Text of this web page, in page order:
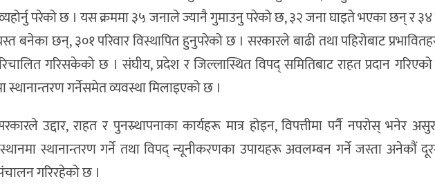
व्यहोर्नु परेको छ । यस क्रममा ३५ जनाले ज्यानै गुमाउनु परेको छ, ३२ जना घाइते भएका छन् र
बनेका छन्, ३०१ परिवार विस्थापित हुनुपरेको छ । सरकारले बाढी तथा पहिरोबाट
गरिसकेको छ । संघीय, प्रदेश र जिल्लास्थित विपद् समितिबाट राहत प्रदान
स्थानान्तरण गर्नेसमेत व्यवस्था मिलाइएको छ ।
उद्दार, राहत र पुनस्र्थापनाका कार्यहरू मात्र होइन, विपत्तीमा पर्नै नपरोस् भनेर
स्थानान्तरण गर्ने तथा विपद् न्यूनीकरणका उपायहरू अवलम्बन गर्ने जस्ता अनेकौं
गरिरहेको छ ।